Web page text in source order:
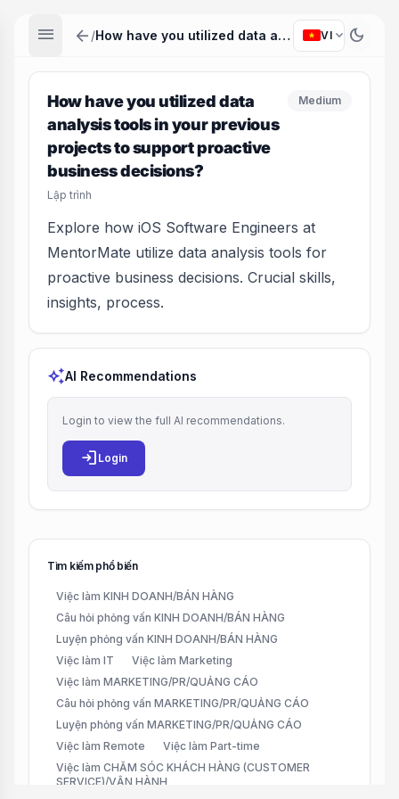
menu arrow_back / How have you utilized data analysis tools in your previous projects to support proactive business decisions? VI expand_more dark_mode
How have you utilized data
analysis tools in your previous
projects to support proactive
business decisions?
Lập trình
Medium
Explore how iOS Software Engineers at
MentorMate utilize data analysis tools for
proactive business decisions. Crucial skills,
insights, process.
auto_awesomeAI Recommendations
Login to view the full AI recommendations.
login Login
Tìm kiếm phổ biến
Việc làm KINH DOANH/BÁN HÀNG
Câu hỏi phỏng vấn KINH DOANH/BÁN HÀNG
Luyện phỏng vấn KINH DOANH/BÁN HÀNG
Việc làm IT
Việc làm Marketing
Việc làm MARKETING/PR/QUẢNG CÁO
Câu hỏi phỏng vấn MARKETING/PR/QUẢNG CÁO
Luyện phỏng vấn MARKETING/PR/QUẢNG CÁO
Việc làm Remote
Việc làm Part-time
Việc làm CHĂM SÓC KHÁCH HÀNG (CUSTOMER
SERVICE)/VẬN HÀNH